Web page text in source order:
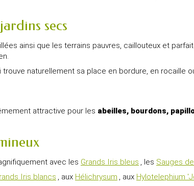
secs
ainsi que les terrains pauvres, caillouteux et
naturellement sa place en bordure, en rocaille
attractive pour les abeilles, bourdons,
avec les Grands Iris bleus , les Sauges
Iris blancs , aux Hélichrysum , aux Hylotelephium